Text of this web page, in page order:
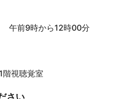
午前9時から12時00分
視聴覚室
さい